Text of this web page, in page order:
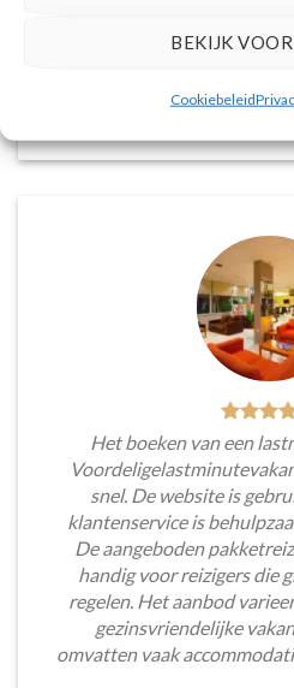
BEKIJK
Cookiebeleid
accommodaties te vinden
Tim Beukers
Het boeken van een
snel. De website is
klantenservice is
De aangeboden
handig voor reizigers die
regelen. Het aanbod
gezinsvriendelijke
omvatten vaak